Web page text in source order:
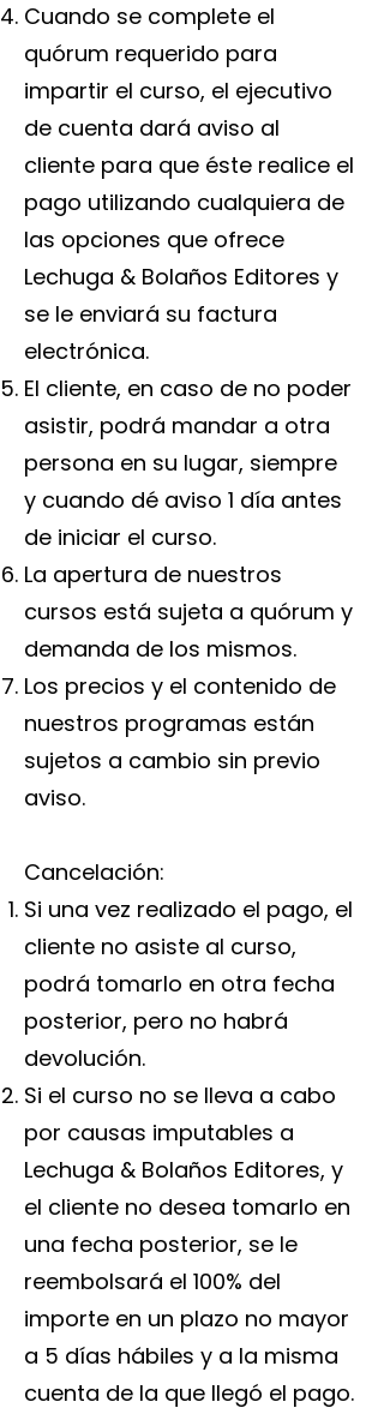
Cuando se complete el
quórum requerido para
impartir el curso, el ejecutivo
de cuenta dará aviso al
cliente para que éste realice el
pago utilizando cualquiera de
las opciones que ofrece
Lechuga & Bolaños Editores y
se le enviará su factura
electrónica.
El cliente, en caso de no poder
asistir, podrá mandar a otra
persona en su lugar, siempre
y cuando dé aviso 1 día antes
de iniciar el curso.
La apertura de nuestros
cursos está sujeta a quórum y
demanda de los mismos.
Los precios y el contenido de
nuestros programas están
sujetos a cambio sin previo
aviso.
Cancelación:
Si una vez realizado el pago, el
cliente no asiste al curso,
podrá tomarlo en otra fecha
posterior, pero no habrá
devolución.
Si el curso no se lleva a cabo
por causas imputables a
Lechuga & Bolaños Editores, y
el cliente no desea tomarlo en
una fecha posterior, se le
reembolsará el 100% del
importe en un plazo no mayor
a 5 días hábiles y a la misma
cuenta de la que llegó el pago.